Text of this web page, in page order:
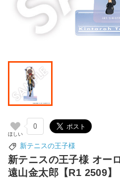
0
新テニスの王子様
新テニスの王子様 オー
遠山金太郎【R1 2509】